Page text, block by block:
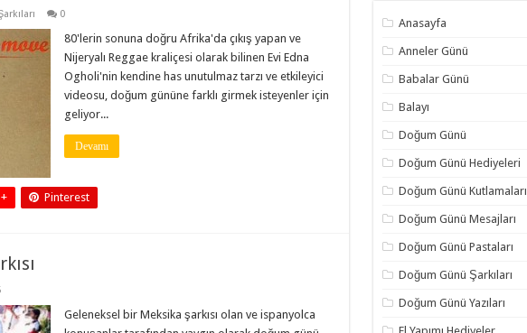
0
80'lerin sonuna doğru Afrika'da çıkış yapan ve
Nijeryalı Reggae kraliçesi olarak bilinen Evi Edna
Ogholi'nin kendine has unutulmaz tarzı ve etkileyici
videosu, doğum gününe farklı girmek isteyenler için
geliyor...
Devamı
Pinterest
Geleneksel bir Meksika şarkısı olan ve ispanyolca
Anasayfa
Anneler Günü
Babalar Günü
Balayı
Doğum Günü
Doğum Günü Hediyeleri
Doğum Günü Kutlamaları
Doğum Günü Mesajları
Doğum Günü Pastaları
Doğum Günü Şarkıları
Doğum Günü Yazıları